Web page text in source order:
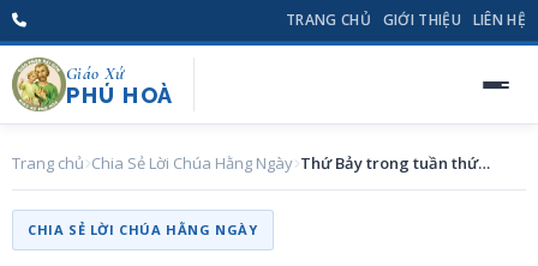
TRANG CHỦ GIỚI THIỆU LIÊN HỆ
Giáo Xứ
PHÚ HOÀ
Trang chủ Chia Sẻ Lời Chúa Hằng Ngày Thứ Bảy trong tuần thứ XXVII – TN : Cưu mang Lời Chúa
CHIA SẺ LỜI CHÚA HẰNG NGÀY